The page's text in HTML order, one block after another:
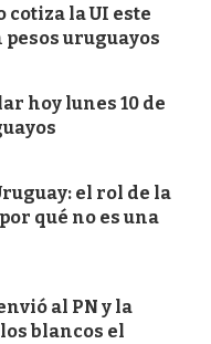
la UI este
pesos uruguayos
hoy lunes 10 de
el rol de la
qué no es una
al PN y la
blancos el